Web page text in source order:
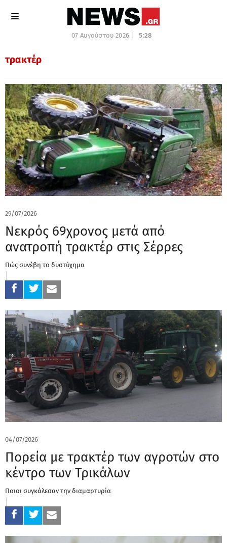
07 Αυγούστου 2026 | 5:28
τρακτέρ
29/07/2026
Νεκρός 69χρονος μετά από
ανατροπή τρακτέρ στις Σέρρες
Πώς συνέβη το δυστύχημα
04/07/2026
Πορεία με τρακτέρ των αγροτών στο
κέντρο των Τρικάλων
Ποιοι συγκάλεσαν την διαμαρτυρία